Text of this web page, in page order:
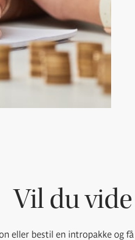
Vil du
eller bestil en intropakke og